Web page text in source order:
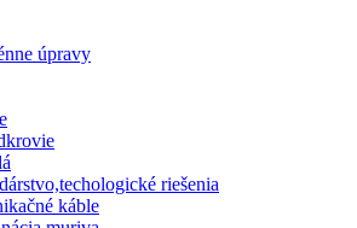
úpravy
riešenia
káble